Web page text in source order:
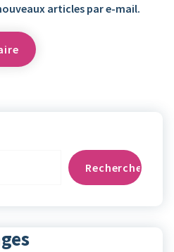
articles par e-mail.
Rechercher